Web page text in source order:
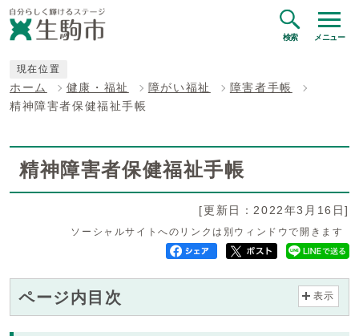
検索 メニュー
現在位置
ホーム 健康・福祉 障がい福祉
障害者手帳
精神障害者保健福祉手帳
精神障害者保健福祉手帳
[更新日：2022年3月16日]
ソーシャルサイトへのリンクは別ウィンドウで開きます
ページ内目次 表示